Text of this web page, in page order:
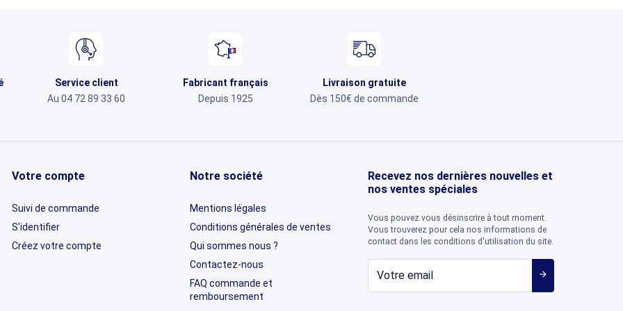
Service client
Au 04 72 89 33 60
Fabricant français
Depuis 1925
Livraison gratuite
Dès 150€ de commande
Votre compte
Suivi de commande
S'identifier
Créez votre compte
Notre société
Mentions légales
Conditions générales de ventes
Qui sommes nous ?
Contactez-nous
FAQ commande et
remboursement
Recevez nos dernières nouvelles et
nos ventes spéciales
Vous pouvez vous désinscrire à tout moment.
Vous trouverez pour cela nos informations de
contact dans les conditions d'utilisation du site.
arrow_forward